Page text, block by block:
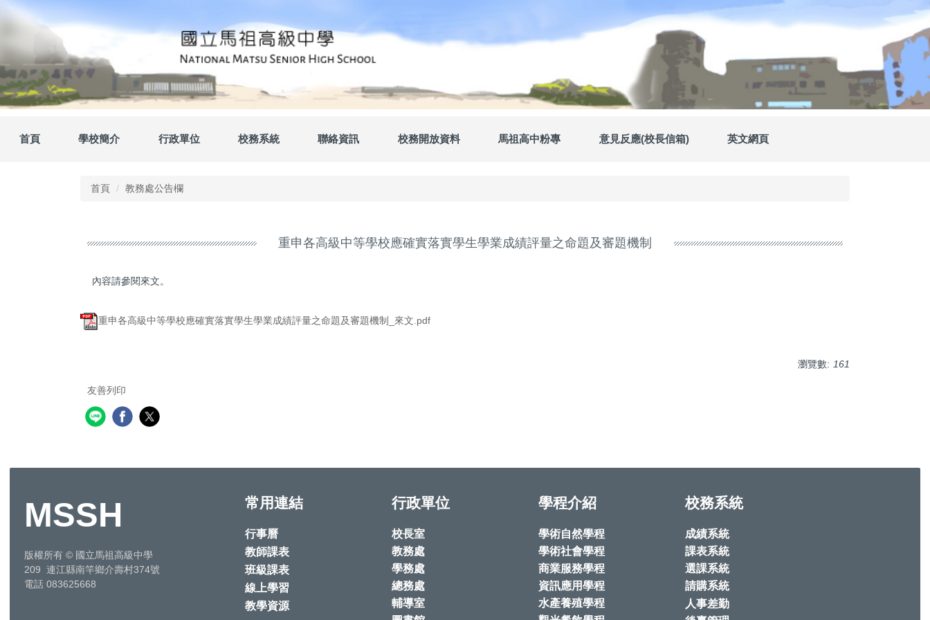
內
容
區
首頁 學校簡介 行政單位 校務系統 聯絡資訊 校務開放資料 馬祖高中粉專 意見反應(校長信箱) 英文網頁
首頁 教務處公告欄
重申各高級中等學校應確實落實學生學業成績評量之命題及審題機制
內容請參閱來文。
重申各高級中等學校應確實落實學生學業成績評量之命題及審題機制_來文.pdf
瀏覽數: 161
友善列印
MSSH
版權所有 © 國立馬祖高級中學
209 連江縣南竿鄉介壽村374號
電話 083625668
常用連結
行事曆
教師課表
班級課表
線上學習
教學資源
行政單位
校長室
教務處
學務處
總務處
輔導室
學程介紹
學術自然學程
學術社會學程
商業服務學程
資訊應用學程
水產養殖學程
校務系統
成績系統
課表系統
選課系統
請購系統
人事差勤